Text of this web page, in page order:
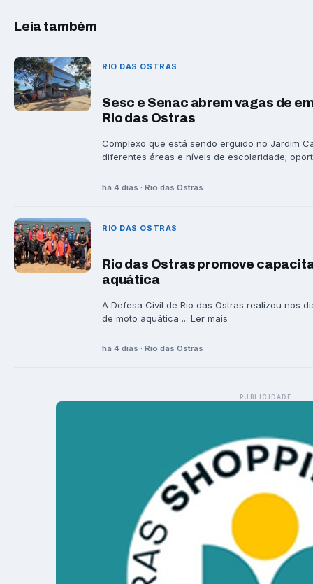
Leia também
RIO DAS OSTRAS
Sesc e Senac abrem vagas de
Rio das Ostras
Complexo que está sendo erguido no Jardim
diferentes áreas e níveis de escolaridade;
há 4 dias · Rio das Ostras
RIO DAS OSTRAS
Rio das Ostras promove
aquática
A Defesa Civil de Rio das Ostras realizou nos
de moto aquática ... Ler mais
há 4 dias · Rio das Ostras
PUBLICIDADE